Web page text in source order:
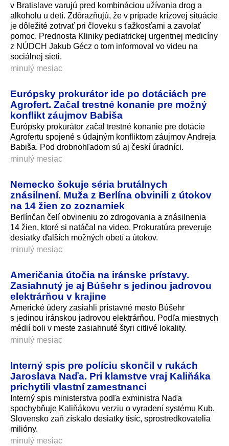
v Bratislave varujú pred kombináciou užívania drog a
alkoholu u detí. Zdôrazňujú, že v prípade krízovej situácie
je dôležité zotrvať pri človeku s ťažkosťami a zavolať
pomoc. Prednosta Kliniky pediatrickej urgentnej medicíny
z NÚDCH Jakub Gécz o tom informoval vo videu na
sociálnej sieti.
minulý mesiac
Európsky prokurátor ide po dotáciách pre
Agrofert. Začal trestné konanie pre možný
konflikt záujmov Babiša
Európsky prokurátor začal trestné konanie pre dotácie
Agrofertu spojené s údajným konfliktom záujmov Andreja
Babiša. Pod drobnohľadom sú aj českí úradníci.
minulý mesiac
Nemecko šokuje séria brutálnych
znásilnení. Muža z Berlína obvinili z útokov
na 14 žien zo zoznamiek
Berlínčan čelí obvineniu zo zdrogovania a znásilnenia
14 žien, ktoré si natáčal na video. Prokuratúra preveruje
desiatky ďalších možných obetí a útokov.
minulý mesiac
Američania útočia na iránske prístavy.
Zasiahnutý je aj Búšehr s jedinou jadrovou
elektrárňou v krajine
Americké údery zasiahli prístavné mesto Búšehr
s jedinou iránskou jadrovou elektrárňou. Podľa miestnych
médií boli v meste zasiahnuté štyri citlivé lokality.
minulý mesiac
Interný spis pre políciu skončil v rukách
Jaroslava Naďa. Pri klamstve vraj Kaliňáka
prichytili vlastní zamestnanci
Interný spis ministerstva podľa exministra Naďa
spochybňuje Kaliňákovu verziu o vyradení systému Kub.
Slovensko zaň získalo desiatky tisíc, sprostredkovatelia
milióny.
minulý mesiac